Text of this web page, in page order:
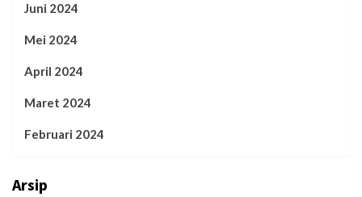
Juni 2024
Mei 2024
April 2024
Maret 2024
Februari 2024
Arsip